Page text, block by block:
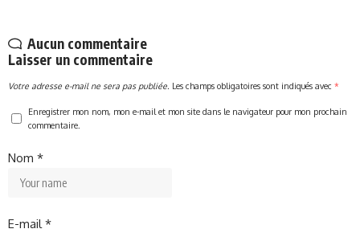
Aucun commentaire
Laisser un commentaire
Votre adresse e-mail ne sera pas publiée. Les champs obligatoires sont indiqués avec *
Enregistrer mon nom, mon e-mail et mon site dans le navigateur pour mon prochain
commentaire.
Nom *
E-mail*